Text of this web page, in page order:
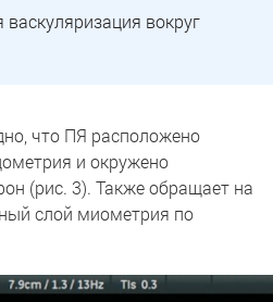
вокруг
что ПЯ расположено
и окружено
(рис. 3). Также обращает на
слой миометрия по